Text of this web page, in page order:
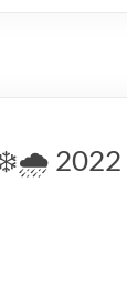
❄️🌧️ 2022